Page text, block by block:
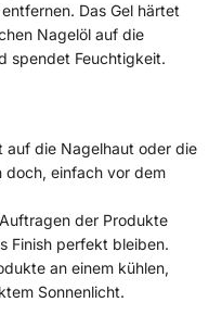
Das Gel härtet
Nagelöl auf die
spendet Feuchtigkeit.
auf die Nagelhaut oder die
doch, einfach vor dem
der Produkte
Finish perfekt bleiben.
an einem kühlen,
Sonnenlicht.